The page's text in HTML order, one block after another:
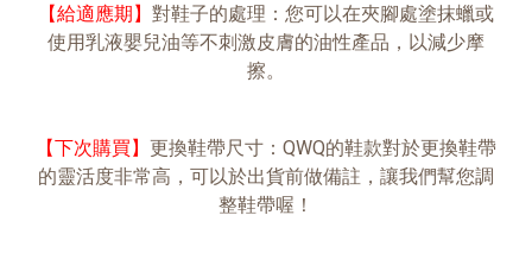
【給適應期】 對鞋子的處理：您可以在夾腳處塗抹蠟或
使用乳液嬰兒油等不刺激皮膚的油性產品，以減少摩
擦。
【下次購買】 更換鞋帶尺寸：QWQ的鞋款對於更換鞋帶
的靈活度非常高，可以於出貨前做備註，讓我們幫您調
整鞋帶喔！